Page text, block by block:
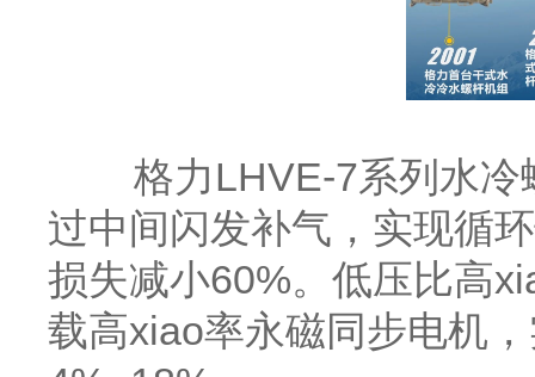
格力LHVE-7系列水冷
过中间闪发补气，实现循
损失减小60%。低压比高
载高xiao率永磁同步电机